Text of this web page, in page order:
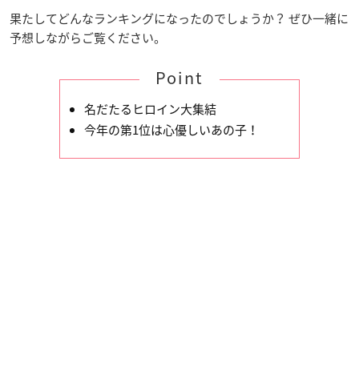
果たしてどんなランキングになったのでしょうか？ ぜひ一緒に
予想しながらご覧ください。
Point
名だたるヒロイン大集結
今年の第1位は心優しいあの子！